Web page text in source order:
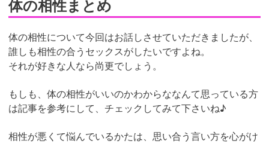
体の相性まとめ
体の相性について今回はお話しさせていただきましたが、
誰しも相性の合うセックスがしたいですよね。
それが好きな人なら尚更でしょう。
もしも、体の相性がいいのかわからななんて思っている方
は記事を参考にして、チェックしてみて下さいね♪
相性が悪くて悩んでいるかたは、思い合う言い方を心がけ